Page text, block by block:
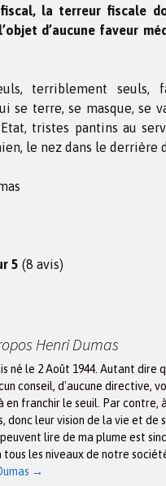
la terreur fiscale
d’aucune faveur
terriblement seuls,
se terre, se masque, se
tristes pantins au
le nez dans le derrière
5 (8 avis)
Henri Dumas
né le 2 Août 1944. Autant dire
conseil, d'aucune directive,
en franchir le seuil. Par contre,
donc leur vision de la vie et
lire de ma plume est
les niveaux de notre
→